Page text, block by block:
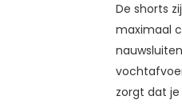
De shorts
maximaal
zorgt dat